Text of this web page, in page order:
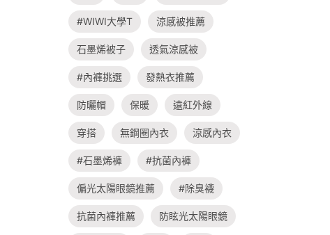
#WIWI大學T 涼感被推薦
石墨烯被子 透氣涼感被
#內褲挑選 發熱衣推薦
防曬帽 保暖 遠紅外線
穿搭 無鋼圈內衣 涼感內衣
#石墨烯褲 #抗菌內褲
偏光太陽眼鏡推薦 #除臭襪
抗菌內褲推薦 防眩光太陽眼鏡